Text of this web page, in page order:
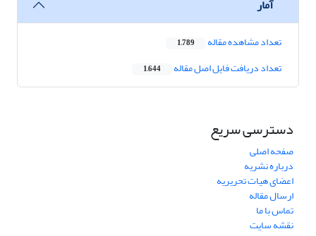
آمار
تعداد مشاهده مقاله 1,789
تعداد دریافت فایل اصل مقاله 1,644
دسترسی سریع
صفحه اصلی
درباره نشریه
اعضای هیات تحریریه
ارسال مقاله
تماس با ما
نقشه سایت